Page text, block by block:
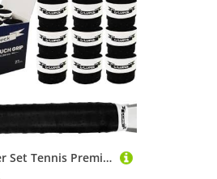
G-Lueck 27er Set Tennis Premium Overgrip Power Touch mit Perforation - Hoher Grip, Lange Haltbarkeit - 0,60mm Stärke | Griffband für Padel, Squash, Badminton Schläger | perforiert (Schwarz)